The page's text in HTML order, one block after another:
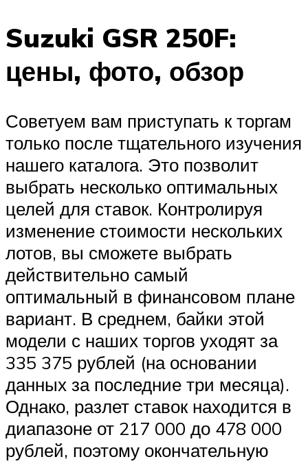
Suzuki GSR 250F:
цены, фото, обзор
Советуем вам приступать к торгам
только после тщательного изучения
нашего каталога. Это позволит
выбрать несколько оптимальных
целей для ставок. Контролируя
изменение стоимости нескольких
лотов, вы сможете выбрать
действительно самый
оптимальный в финансовом плане
вариант. В среднем, байки этой
модели с наших торгов уходят за
335 375 рублей (на основании
данных за последние три месяца).
Однако, разлет ставок находится в
диапазоне от 217 000 до 478 000
рублей, поэтому окончательную